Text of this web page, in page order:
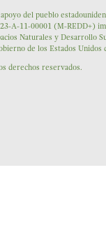
del pueblo
A-11-00001 (M-REDD+)
Naturales y Desarrollo
de los Estados Unidos
derechos reservados.